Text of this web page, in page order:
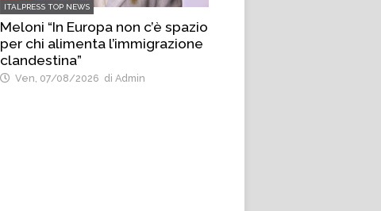
ITALPRESS TOP NEWS
Meloni “In Europa non c’è spazio
per chi alimenta l’immigrazione
clandestina”
Ven, 07/08/2026 di Admin